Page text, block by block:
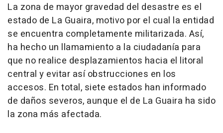
La zona de mayor gravedad del desastre es el
estado de La Guaira, motivo por el cual la entidad
se encuentra completamente militarizada. Así,
ha hecho un llamamiento a la ciudadanía para
que no realice desplazamientos hacia el litoral
central y evitar así obstrucciones en los
accesos. En total, siete estados han informado
de daños severos, aunque el de La Guaira ha sido
la zona más afectada.